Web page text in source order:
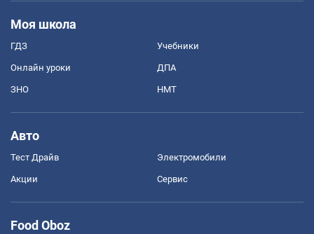
Моя школа
ГДЗ Учебники
Онлайн уроки ДПА
ЗНО НМТ
Авто
Тест Драйв Электромобили
Акции Сервис
Food Oboz